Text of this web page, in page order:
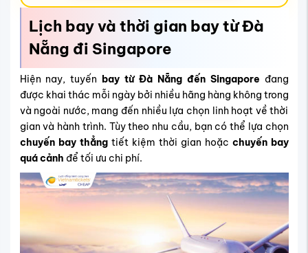
Lịch bay và thời gian bay từ Đà
Nẵng đi Singapore
Hiện nay, tuyến bay từ Đà Nẵng đến Singapore đang
được khai thác mỗi ngày bởi nhiều hãng hàng không trong
và ngoài nước, mang đến nhiều lựa chọn linh hoạt về thời
gian và hành trình. Tùy theo nhu cầu, bạn có thể lựa chọn
chuyến bay thẳngtiết kiệm thời gian hoặc chuyến bay
quá cảnh để tối ưu chi phí.